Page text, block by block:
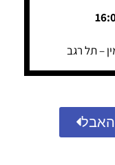
– תל רגב
האבל